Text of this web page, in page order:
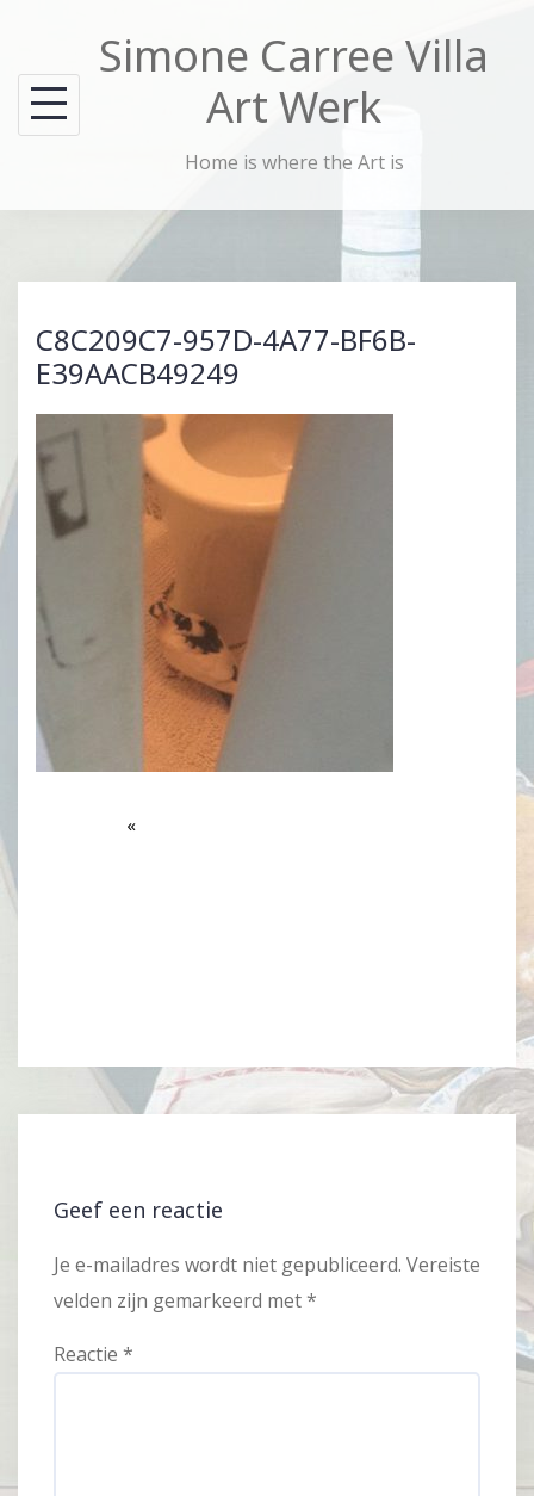
content
Simone Carree Villa
Art Werk
Home is where the Art is
C8C209C7-957D-4A77-BF6B-
E39AACB49249
Geef een reactie
Je e-mailadres wordt niet gepubliceerd. Vereiste
velden zijn gemarkeerd met*
Reactie *